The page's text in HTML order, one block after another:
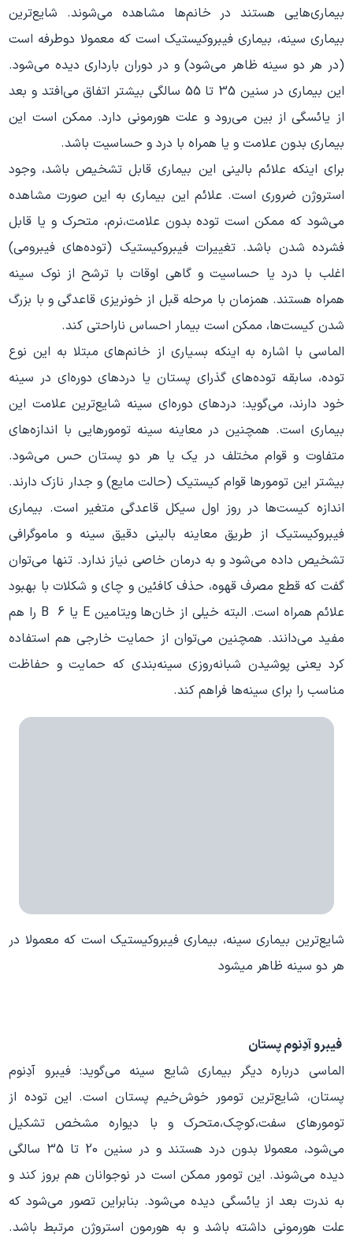
بیماری‌هایی هستند در خانم‌ها مشاهده می‌شوند. شایع‌ترین
بیماری سینه، بیماری فیبروکیستیک است که معمولا دوطرفه است
(در هر دو سینه ظاهر می‌شود) و در دوران بارداری دیده می‌شود.
این بیماری در سنین 35 تا 55 سالگی بیشتر اتفاق می‌افتد و بعد
از یائسگی از بین می‌رود و علت هورمونی دارد. ممکن است این
بیماری بدون علامت و یا همراه با درد و حساسیت باشد.
برای اینکه علائم بالینی این بیماری قابل تشخیص باشد، وجود
استروژن ضروری است. علائم این بیماری به این صورت مشاهده
می‌شود که ممکن است توده بدون علامت،‌نرم، متحرک و یا قابل
فشرده شدن باشد. تغییرات فیبروکیستیک (توده‌‌های فیبرومی)
اغلب با درد یا حساسیت و گاهی اوقات با ترشح از نوک سینه
همراه هستند. همزمان با مرحله قبل از خونریزی قاعدگی و با بزرگ
شدن کیست‌ها، ممکن است بیمار احساس ناراحتی کند.
الماسی با اشاره به اینکه بسیاری از خانم‌های مبتلا به این نوع
توده، سابقه توده‌های گذرای پستان یا درد‌های دوره‌ای در سینه
خود دارند، می‌گوید: ‌درد‌های دوره‌ای سینه شایع‌ترین علامت این
بیماری است. همچنین در معاینه سینه تومور‌هایی با اندازه‌های
متفاوت و قوام مختلف در یک یا هر دو پستان حس می‌شود.
بیشتر این تومور‌ها قوام کیستیک (حالت مایع) و جدار نازک دارند.
اندازه کیست‌ها در روز اول سیکل قاعدگی متغیر است. بیماری
فیبروکیستیک از طریق معاینه بالینی دقیق سینه و ماموگرافی
تشخیص داده می‌شود و به درمان خاصی نیاز ندارد. تنها می‌توان
گفت که قطع مصرف قهوه، حذف کافئین و چای و شکلات با بهبود
علائم همراه است. البته خیلی از خان‌ها ویتامین E یا 6 B را هم
مفید می‌دانند. همچنین می‌توان از حمایت خارجی هم استفاده
کرد یعنی پوشیدن شبانه‌روزی سینه‌بندی که حمایت و حفاظت
مناسب را برای سینه‌ها فراهم کند.
شایع‌ترین بیماری سینه، بیماری فیبروکیستیک است که معمولا در
هر دو سینه ظاهر میشود
فیبرو آدِنوم پستان
الماسی درباره دیگر بیماری شایع سینه می‌گوید: فیبرو آدِنوم
پستان، شایع‌ترین تومور خوش‌خیم پستان است. این توده از
تومور‌های سفت،‌کوچک،‌متحرک و با دیواره مشخص تشکیل
می‌شود، معمولا بدون درد هستند و در سنین 20 تا 35 سالگی
دیده می‌شوند. این تومور ممکن است در نوجوانان هم بروز کند و
به ندرت بعد از یائسگی دیده می‌شود. بنابر‌این تصور می‌شود که
علت هورمونی داشته باشد و به هورمون استروژن مرتبط باشد.